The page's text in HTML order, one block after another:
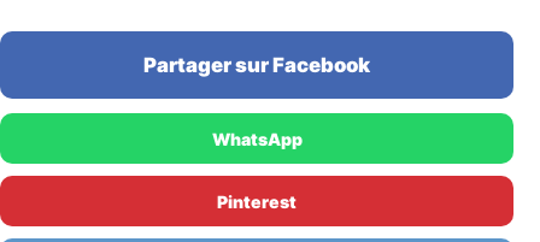
Partager sur Facebook
WhatsApp
Pinterest